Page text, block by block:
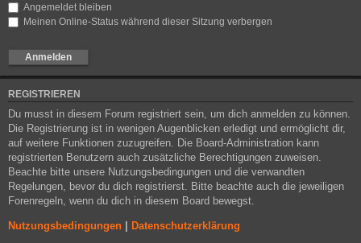
Angemeldet bleiben
Meinen Online-Status während dieser Sitzung verbergen
REGISTRIEREN
Du musst in diesem Forum registriert sein, um dich anmelden zu können.
Die Registrierung ist in wenigen Augenblicken erledigt und ermöglicht dir,
auf weitere Funktionen zuzugreifen. Die Board-Administration kann
registrierten Benutzern auch zusätzliche Berechtigungen zuweisen.
Beachte bitte unsere Nutzungsbedingungen und die verwandten
Regelungen, bevor du dich registrierst. Bitte beachte auch die jeweiligen
Forenregeln, wenn du dich in diesem Board bewegst.
Nutzungsbedingungen Datenschutzerklärung